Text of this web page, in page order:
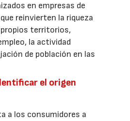
en empresas de
reinvierten la riqueza
propios territorios,
la actividad
de población en las
el origen
a los consumidores a